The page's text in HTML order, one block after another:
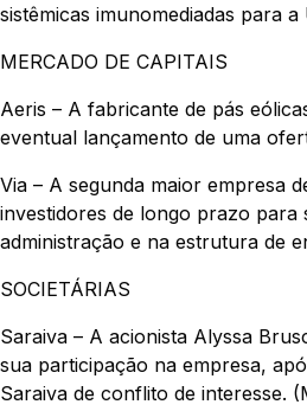
sistêmicas imunomediadas para
MERCADO DE CAPITAIS
Aeris – A fabricante de pás
eventual lançamento de uma
Via – A segunda maior empresa
investidores de longo prazo para
administração e na estrutura de
SOCIETÁRIAS
Saraiva – A acionista Alyssa
sua participação na empresa,
Saraiva de conflito de interesse.